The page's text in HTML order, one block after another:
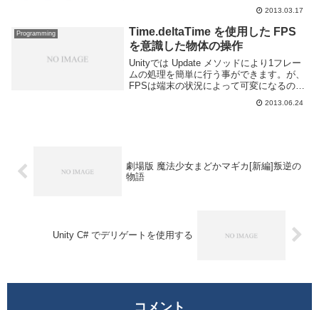
ムをそのまま移植して Unity Script の文法
に...
2013.03.17
Programming
Time.deltaTime を使用した FPS
を意識した物体の操作
Unityでは Update メソッドにより1フレー
ムの処理を簡単に行う事ができます。が、
FPSは端末の状況によって可変になるので
注意が必要です。例えば以下のコードを動
かすとします。Y 軸を回転するだけです。
2013.06.24
劇場版 魔法少女まどかマギカ[新編]叛逆の
物語
Unity C# でデリゲートを使用する
コメント